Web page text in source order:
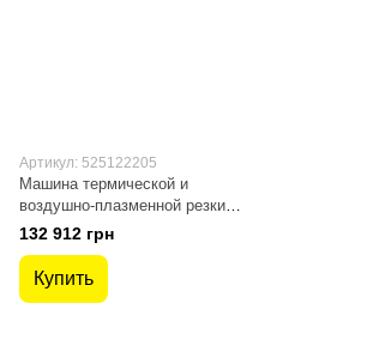
Артикул: 525122205
Машина термической и
воздушно-плазменной резки
SNR-KB-1565
132 912 грн
Купить